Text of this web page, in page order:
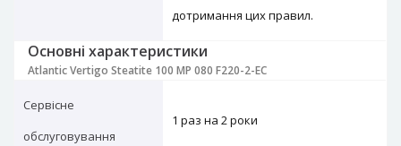
дотримання цих правил.
Основні характеристики
Atlantic Vertigo Steatite 100 MP 080 F220-2-EC
Сервісне
обслуговування
1 раз на 2 роки